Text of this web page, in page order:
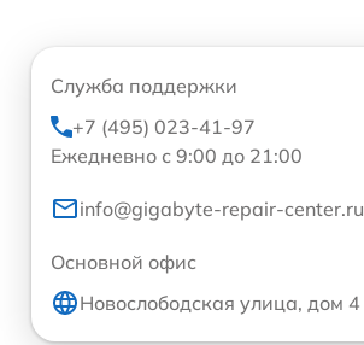
Служба поддержки
+7 (495) 023-41-97
Ежедневно с 9:00 до 21:00
info@gigabyte-repair-center.ru
Основной офис
Новослободская улица, дом 4